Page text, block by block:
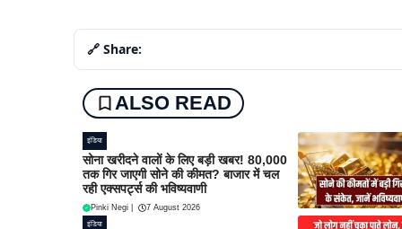
🔗 Share:
ALSO READ
इंडिया
सोना खरीदने वालों के लिए बड़ी खबर! 80,000
तक गिर जाएगी सोने की कीमत? बाजार में चल
रही एक्सपर्ट्स की भविष्यवाणी
Pinki Negi 7 August 2026
इंडिया